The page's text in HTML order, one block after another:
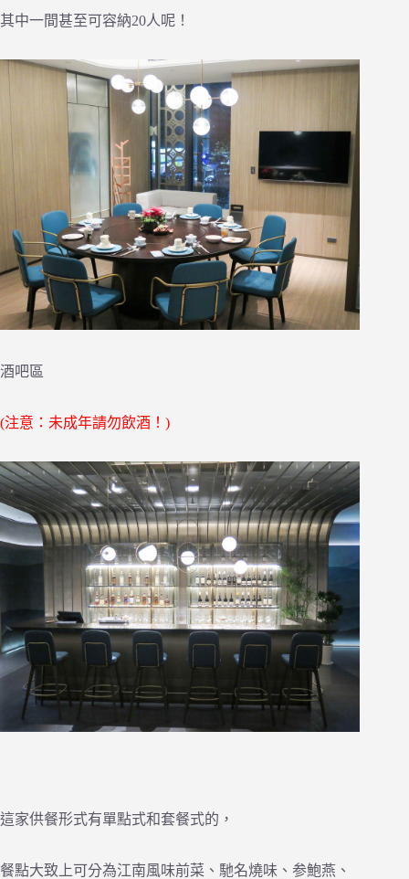
其中一間甚至可容納20人呢！
酒吧區
(注意：未成年請勿飲酒！)
這家供餐形式有單點式和套餐式的，
餐點大致上可分為江南風味前菜、馳名燒味、参鮑燕、